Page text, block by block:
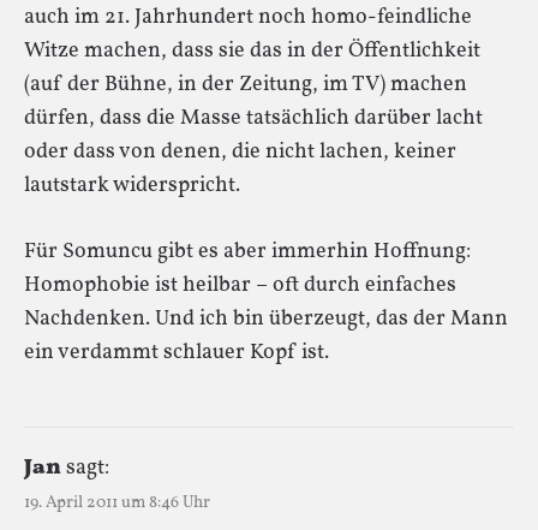
auch im 21. Jahrhundert noch homo-feindliche
Witze machen, dass sie das in der Öffentlichkeit
(auf der Bühne, in der Zeitung, im TV) machen
dürfen, dass die Masse tatsächlich darüber lacht
oder dass von denen, die nicht lachen, keiner
lautstark widerspricht.
Für Somuncu gibt es aber immerhin Hoffnung:
Homophobie ist heilbar – oft durch einfaches
Nachdenken. Und ich bin überzeugt, das der Mann
ein verdammt schlauer Kopf ist.
Jansagt:
19. April 2011 um 8:46 Uhr